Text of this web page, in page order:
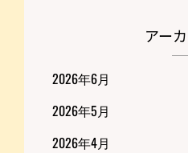
アー
2026年6月
2026年5月
2026年4月